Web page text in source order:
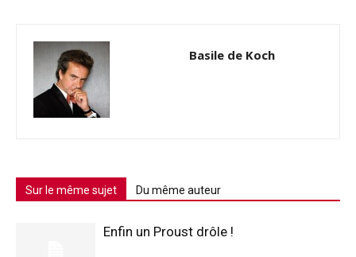
Basile de Koch
Sur le même sujet Du même auteur
Enfin un Proust drôle !